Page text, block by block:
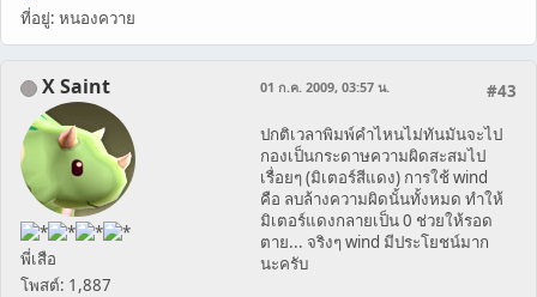
ที่อยู่: หนองควาย
X Saint
พี่เสือ
โพสต์: 1,887
#43
01 ก.ค. 2009, 03:57 น.
ปกติเวลาพิมพ์คำไหนไม่ทันมันจะไป
กองเป็นกระดาษความผิดสะสมไป
เรื่อยๆ (มิเตอร์สีแดง) การใช้ wind
คือ ลบล้างความผิดนั้นทั้งหมด ทำให้
มิเตอร์แดงกลายเป็น 0 ช่วยให้รอด
ตาย... จริงๆ wind มีประโยชน์มาก
นะครับ